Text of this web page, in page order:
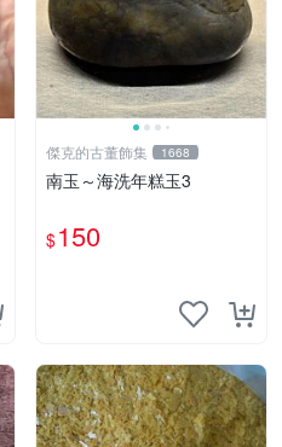
傑克的古董飾集 1668
南玉～海洗年糕玉3
$150